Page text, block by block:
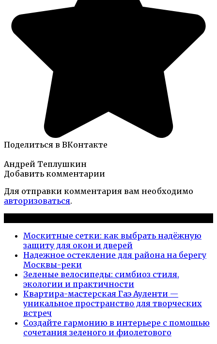
Поделиться в ВКонтакте
Андрей Теплушкин
Добавить комментарии
Для отправки комментария вам необходимо
авторизоваться.
Москитные сетки: как выбрать надёжную
защиту для окон и дверей
Надежное остекление для района на берегу
Москвы-реки
Зеленые велосипеды: симбиоз стиля,
экологии и практичности
Квартира-мастерская Гаэ Ауленти —
уникальное пространство для творческих
встреч
Создайте гармонию в интерьере с помощью
сочетания зеленого и фиолетового